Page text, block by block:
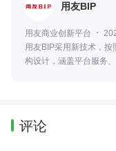
用友BIP
用友商业创新平台
用友BIP采用新技术，
构设计，涵盖平台服务
评论